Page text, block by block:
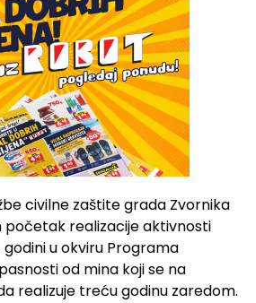
civilne zaštite grada Zvornika
početak realizacije aktivnosti
godini u okviru Programa
od mina koji se na
realizuje treću godinu zaredom.